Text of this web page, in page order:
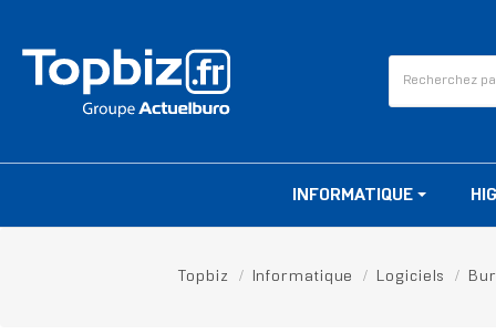
INFORMATIQUE
Topbiz Informatique Logiciels